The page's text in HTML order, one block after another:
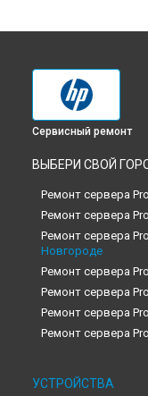
Сервисный ремонт
ВЫБЕРИ СВОЙ
Ремонт сервера
Ремонт сервера
Ремонт сервера
Новгороде
Ремонт сервера
Ремонт сервера
Ремонт сервера
Ремонт сервера
Ремонт сервера
УСТРОЙСТВА